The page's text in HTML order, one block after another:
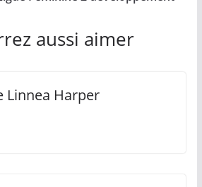
aussi aimer
Linnea Harper